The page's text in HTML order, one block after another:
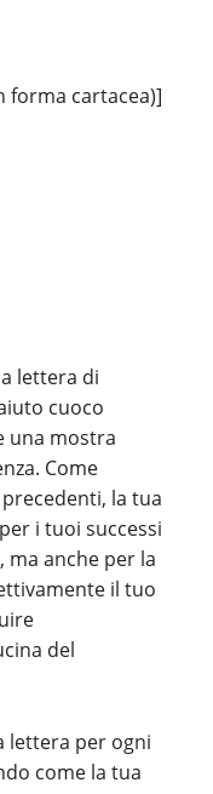
forma cartacea)]
lettera di
cuoco
una mostra
Come
la tua
i tuoi successi
ma anche per la
il tuo
del
lettera per ogni
come la tua